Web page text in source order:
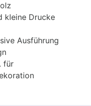
kleine Drucke
Ausführung
für